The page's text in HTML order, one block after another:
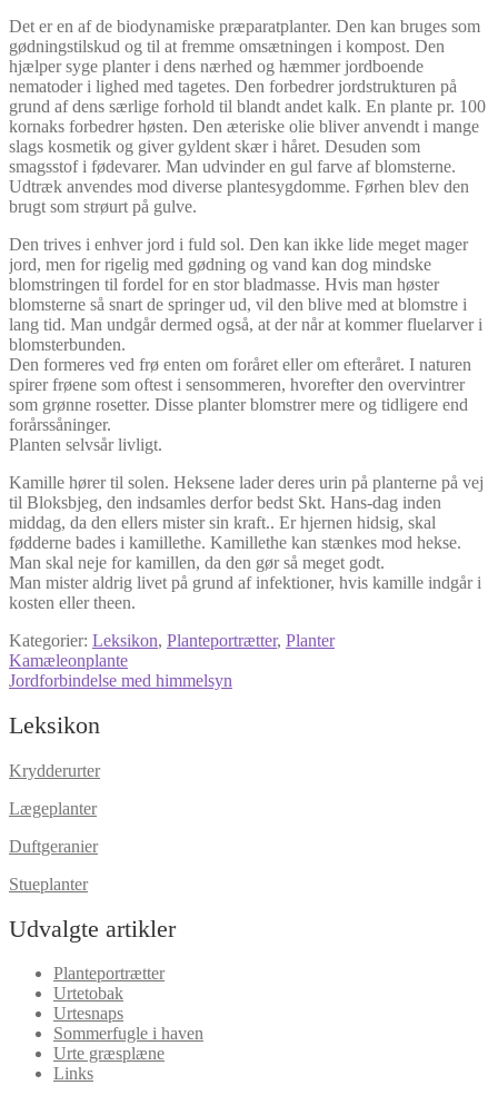
Det er en af de biodynamiske præparatplanter. Den kan bruges som
gødningstilskud og til at fremme omsætningen i kompost. Den
hjælper syge planter i dens nærhed og hæmmer jordboende
nematoder i lighed med tagetes. Den forbedrer jordstrukturen på
grund af dens særlige forhold til blandt andet kalk. En plante pr. 100
kornaks forbedrer høsten. Den æteriske olie bliver anvendt i mange
slags kosmetik og giver gyldent skær i håret. Desuden som
smagsstof i fødevarer. Man udvinder en gul farve af blomsterne.
Udtræk anvendes mod diverse plantesygdomme. Førhen blev den
brugt som strøurt på gulve.
Den trives i enhver jord i fuld sol. Den kan ikke lide meget mager
jord, men for rigelig med gødning og vand kan dog mindske
blomstringen til fordel for en stor bladmasse. Hvis man høster
blomsterne så snart de springer ud, vil den blive med at blomstre i
lang tid. Man undgår dermed også, at der når at kommer fluelarver i
blomsterbunden.
Den formeres ved frø enten om foråret eller om efteråret. I naturen
spirer frøene som oftest i sensommeren, hvorefter den overvintrer
som grønne rosetter. Disse planter blomstrer mere og tidligere end
forårssåninger.
Planten selvsår livligt.
Kamille hører til solen. Heksene lader deres urin på planterne på vej
til Bloksbjeg, den indsamles derfor bedst Skt. Hans-dag inden
middag, da den ellers mister sin kraft.. Er hjernen hidsig, skal
fødderne bades i kamillethe. Kamillethe kan stænkes mod hekse.
Man skal neje for kamillen, da den gør så meget godt.
Man mister aldrig livet på grund af infektioner, hvis kamille indgår i
kosten eller theen.
Kategorier: Leksikon, Planteportrætter, Planter
Indlægsnavigation
Forrige
indlæg:
Kamæleonplante
Næste
Jordforbindelse med himmelsyn
Leksikon
Krydderurter
Lægeplanter
Duftgeranier
Stueplanter
Udvalgte artikler
Planteportrætter
Urtetobak
Urtesnaps
Sommerfugle i haven
Urte græsplæne
Links